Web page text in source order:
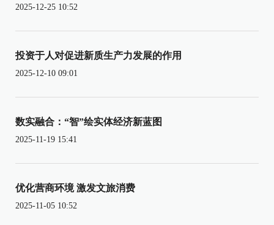
2025-12-25 10:52
投资于人对促进新质生产力发展的作用
2025-12-10 09:01
数实融合：“智”绘实体经济新蓝图
2025-11-19 15:41
优化营商环境 激发文旅消费
2025-11-05 10:52